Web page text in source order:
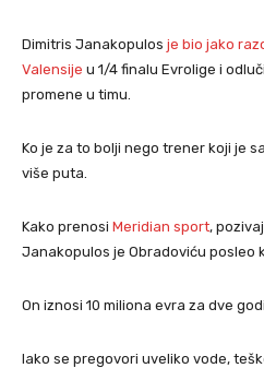
Dimitris Janakopulos je bio jako
Valensije u 1/4 finalu Evrolige i
promene u timu.
Ko je za to bolji nego trener koji je
više puta.
Kako prenosi Meridian sport,
Janakopulos je Obradoviću posleo
On iznosi 10 miliona evra za dve
Iako se pregovori uveliko vode,